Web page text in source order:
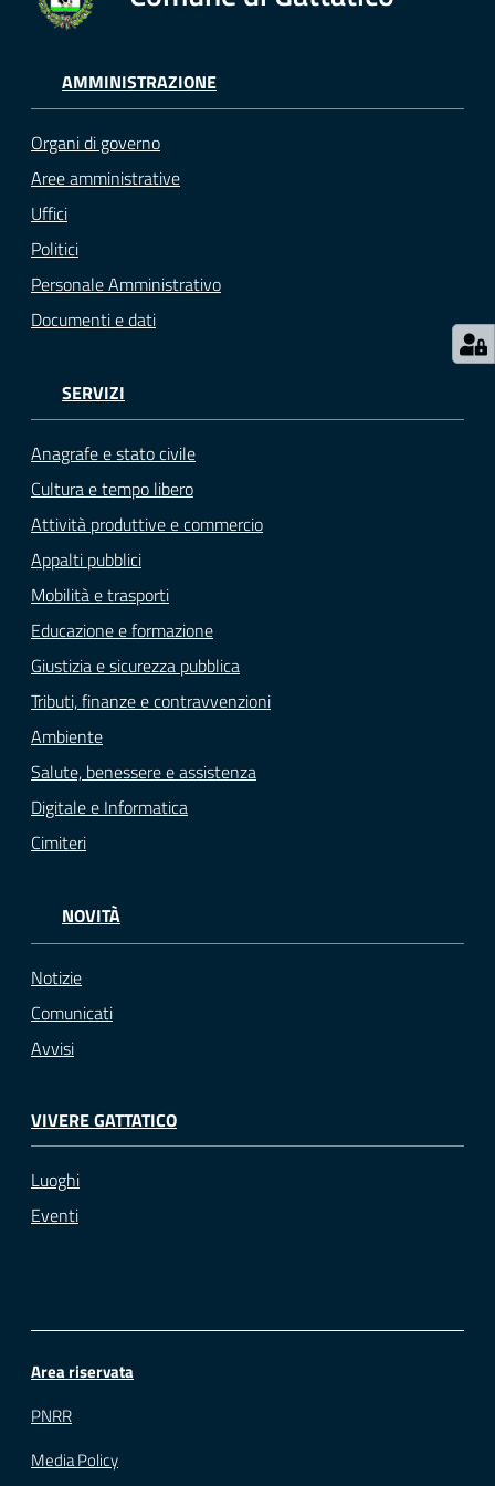
argomenti...
su
AMMINISTRAZIONE
Organi di governo
Aree amministrative
Uffici
Politici
Personale Amministrativo
Documenti e dati
SERVIZI
Anagrafe e stato civile
Cultura e tempo libero
Attività produttive e commercio
Appalti pubblici
Mobilità e trasporti
Educazione e formazione
Giustizia e sicurezza pubblica
Tributi, finanze e contravvenzioni
Ambiente
Salute, benessere e assistenza
Digitale e Informatica
Cimiteri
NOVITÀ
Notizie
Comunicati
Avvisi
VIVERE GATTATICO
Luoghi
Eventi
Area riservata
PNRR
Media Policy